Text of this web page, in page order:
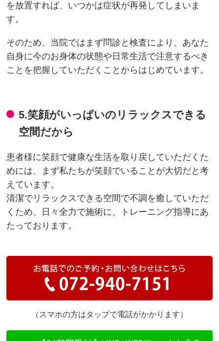
を放置すれば、いつかは症状が再発してしまいま
す。
そのため、当院ではまず問診と検査により、あなた
自身に今のお身体の状態や日常生活で注意するべき
ことを把握していただくことからはじめています。
5.笑顔がいっぱいのリラックスできる
空間だから
患者様に笑顔で健康な生活を取り戻していただくた
めには、まず私たちが笑顔でいることが大切だと考
えています。
清潔でリラックスできる空間で不調を癒していただ
くため、日々全力で施術に、トレーニング指導にあ
たっております。
（スマホの方はタップで電話がかかります）